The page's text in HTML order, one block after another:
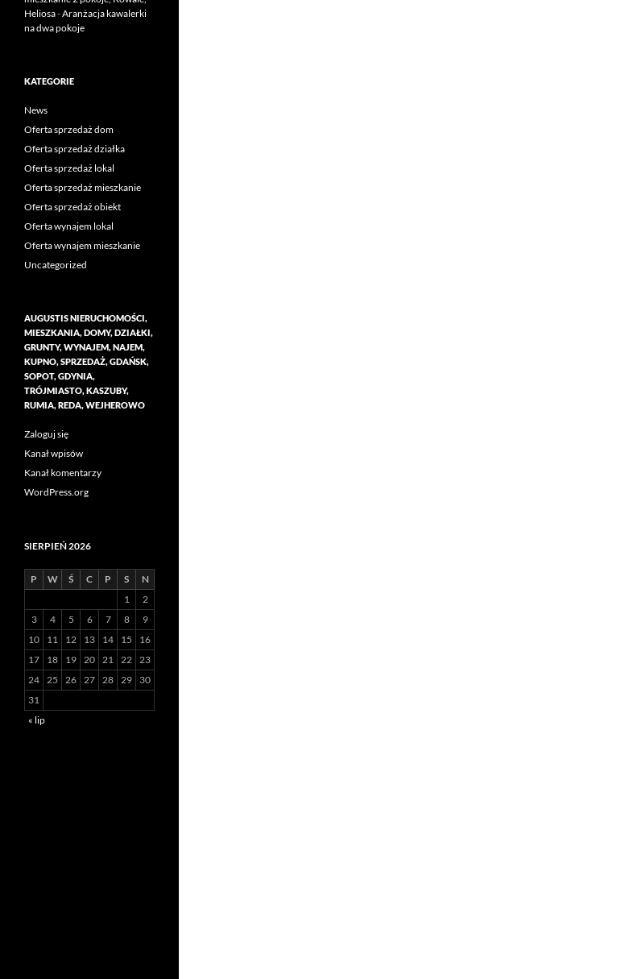
Heliosa-Aranżacja kawalerki
na dwa pokoje
KATEGORIE
News
Oferta sprzedaż dom
Oferta sprzedaż działka
Oferta sprzedaż lokal
Oferta sprzedaż mieszkanie
Oferta sprzedaż obiekt
Oferta wynajem lokal
Oferta wynajem mieszkanie
Uncategorized
AUGUSTIS NIERUCHOMOŚCI,
MIESZKANIA, DOMY, DZIAŁKI,
GRUNTY, WYNAJEM, NAJEM,
KUPNO, SPRZEDAŻ, GDAŃSK,
SOPOT, GDYNIA,
TRÓJMIASTO, KASZUBY,
RUMIA, REDA, WEJHEROWO
Zaloguj się
Kanał wpisów
Kanał komentarzy
WordPress.org
SIERPIEŃ 2026
P W Ś C P S
N
1
2
3
4 5 6 7 8
9
10
11 12 13 14 15
16
17
18 19 20 21 22 23
24 25 26 27 28 29
30
31
« lip